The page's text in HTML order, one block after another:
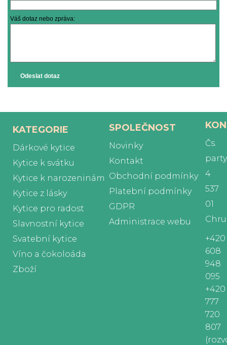
Váš dotaz nebo zpráva:
Odeslat dotaz
KATEGORIE
Dárkové kytice
Kytice k svátku
Kytice k narozeninám
Kytice z lásky
Kytice pro radost
Slavnostní kytice
Svatební kytice
Víno a čokoloáda
Zboží
SPOLEČNOST
Novinky
Kontakt
Obchodní podmínky
Platební podmínky
GDPR
Administrace webu
Čs.
4
537
01
+420
608
948
095
+420
777
720
807